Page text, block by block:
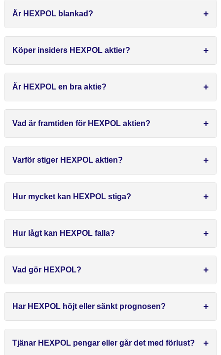
Är HEXPOL blankad?
Köper insiders HEXPOL aktier?
Är HEXPOL en bra aktie?
Vad är framtiden för HEXPOL aktien?
Varför stiger HEXPOL aktien?
Hur mycket kan HEXPOL stiga?
Hur lågt kan HEXPOL falla?
Vad gör HEXPOL?
Har HEXPOL höjt eller sänkt prognosen?
Tjänar HEXPOL pengar eller går det med förlust?